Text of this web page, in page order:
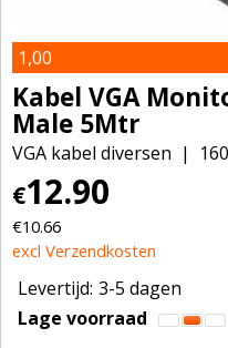
1,00
Kabel VGA
Male 5Mtr
VGA kabel diversen
€12.90
€10.66
excl Verzendkosten
Levertijd: 3-5 dagen
Lage voorraad